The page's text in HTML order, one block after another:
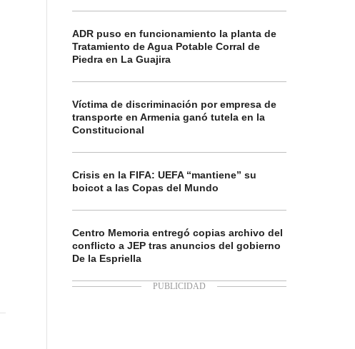
ADR puso en funcionamiento la planta de
Tratamiento de Agua Potable Corral de
Piedra en La Guajira
Víctima de discriminación por empresa de
transporte en Armenia ganó tutela en la
Constitucional
Crisis en la FIFA: UEFA “mantiene” su
boicot a las Copas del Mundo
Centro Memoria entregó copias archivo del
conflicto a JEP tras anuncios del gobierno
De la Espriella